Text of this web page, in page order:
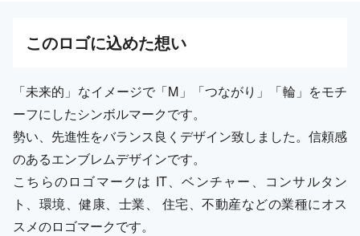
このロゴに込めた想い
「未来的」なイメージで「M」「つながり」「輪」をモチ
ーフにしたシンボルマークです。
勢い、先進性をバランス良くデザイン致しました。信頼感
のあるエンブレムデザインです。
こちらのロゴマークは IT、ベンチャー、コンサルタン
ト、環境、健康、士業、 住宅、不動産などの業種にオス
スメのロゴマークです。